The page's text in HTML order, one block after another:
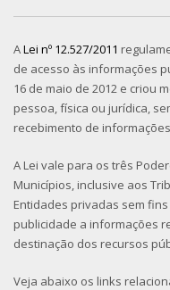
ALei nº 12.527/2011
de acesso às informações
16 de maio de 2012 e criou
pessoa, física ou jurídica,
recebimento de
A Lei vale para os três
Municípios, inclusive aos
Entidades privadas sem
publicidade a informações
destinação dos recursos
Veja abaixo os links